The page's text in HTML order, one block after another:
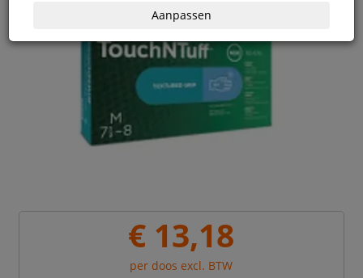
€ 13,18
per doos excl. BTW
Aanpassen